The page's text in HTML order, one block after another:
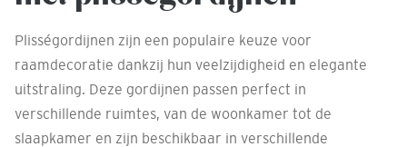
Plisségordijnen zijn een populaire keuze voor
raamdecoratie dankzij hun veelzijdigheid en elegante
uitstraling. Deze gordijnen passen perfect in
verschillende ruimtes, van de woonkamer tot de
slaapkamer en zijn beschikbaar in verschillende